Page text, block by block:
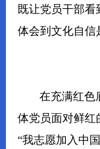
既让党员干部
体会到文化自信
在充满红色
体党员面对鲜红
“我志愿加入中